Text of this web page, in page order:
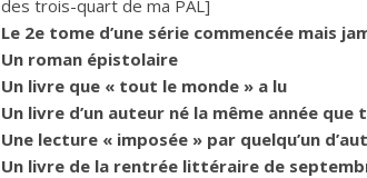
des trois-quart de ma PAL]
Le 2e tome d’une série commencée mais
Un roman épistolaire
Un livre que « tout le monde » a lu
Un livre d’un auteur né la même année que
Une lecture « imposée » par quelqu’un
Un livre de la rentrée littéraire de